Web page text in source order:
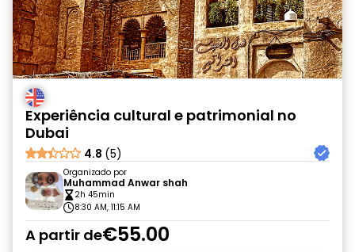
Experiência cultural e patrimonial no
Dubai
4.8 (5)
Organizado por
Muhammad Anwar shah
2h 45min
8:30 AM, 11:15 AM
A partir de€55.00